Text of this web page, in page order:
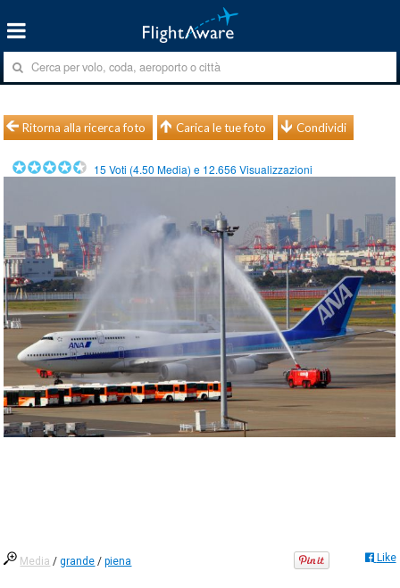
Ritorna alla ricerca foto Carica le tue foto Condividi
15 Voti (4.50 Media) e 12.656 Visualizzazioni
Media /grande /piena Like